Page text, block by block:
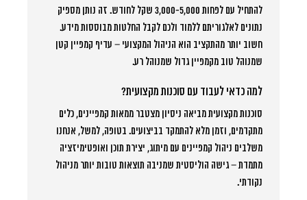
להתחיל עם לפחות 3,000-5,000 שקל לחודש. זה נותן מספיק
נתונים לאלגוריתם ללמוד ולכם לקבל החלטות מבוססות מידע.
חשוב יותר מהתקציב הוא הניהול המקצועי – עדיף קמפיין קטן
שמנוהל טוב מקמפיין גדול שמנוהל רע.
למה כדאי לעבוד עם סוכנות מקצועית?
סוכנות מקצועית מביאה ניסיון מצטבר ממאות קמפיינים, כלים
מתקדמים, וזמן מלא להתמקד בביצועים. בטופה, למשל, אנחנו
משלבים ניהול קמפיינים עם מיתוג, יצירת תוכן ואופטימיזציה
מתמדת – גישה הוליסטית שמניבה תוצאות טובות יותר מניהול
נקודתי.